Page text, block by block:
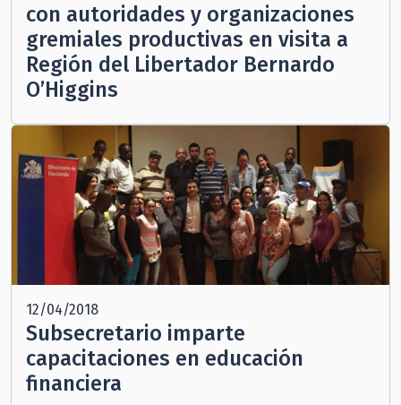
con autoridades y organizaciones
gremiales productivas en visita a
Región del Libertador Bernardo
O’Higgins
12/04/2018
Subsecretario imparte
capacitaciones en educación
financiera